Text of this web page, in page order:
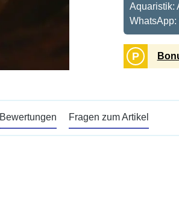
Aquaristik:
P
Bewertungen Fragen zum Artikel